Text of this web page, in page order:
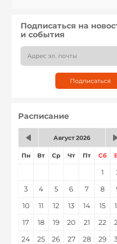
Подписаться на
и события
Расписание
Август 2026
Пн Вт Ср Чт Пт Сб
1
3
4 5 6 7 8
10
11 12 13 14 15
17
18 19 20 21 22
24
25 26 27 28 29